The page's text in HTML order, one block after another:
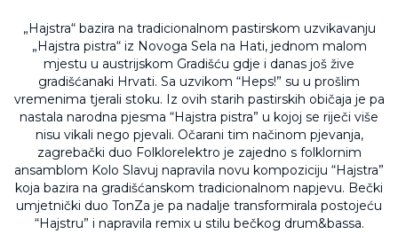
„Hajstra“ bazira na tradicionalnom pastirskom uzvikavanju
„Hajstra pistra“ iz Novoga Sela na Hati, jednom malom
mjestu u austrijskom Gradišću gdje i danas još žive
gradišćanaki Hrvati. Sa uzvikom “Heps!” su u prošlim
vremenima tjerali stoku. Iz ovih starih pastirskih običaja je pa
nastala narodna pjesma “Hajstra pistra” u kojoj se riječi više
nisu vikali nego pjevali. Očarani tim načinom pjevanja,
zagrebački duo Folklorelektro je zajedno s folklornim
ansamblom Kolo Slavuj napravila novu kompoziciju “Hajstra”
koja bazira na gradišćanskom tradicionalnom napjevu. Bečki
umjetnički duo TonZa je pa nadalje transformirala postojeću
“Hajstru” i napravila remix u stilu bečkog drum&bassa.